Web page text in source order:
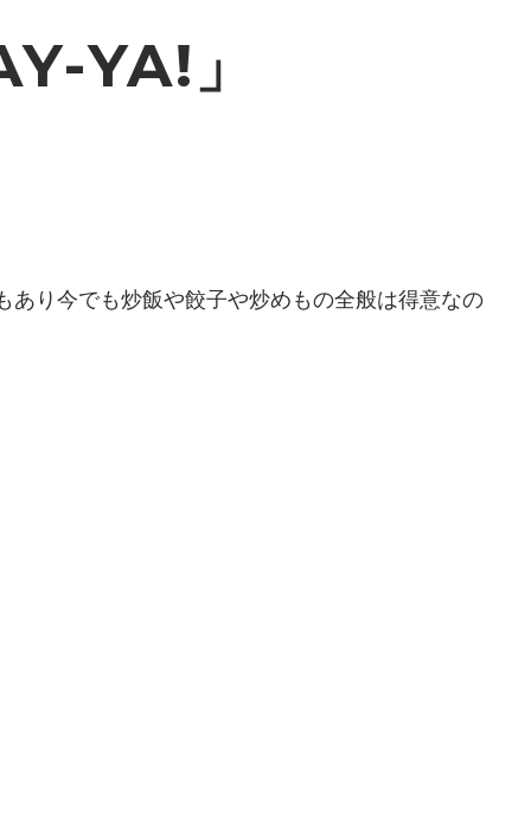
YA!」
り今でも炒飯や餃子や炒めもの全般は得意なの